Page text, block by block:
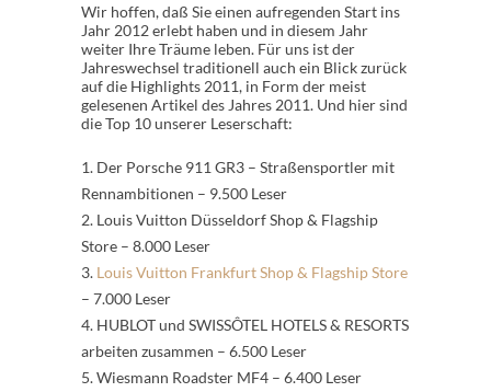
Wir hoffen, daß Sie einen aufregenden Start ins
Jahr 2012 erlebt haben und in diesem Jahr
weiter Ihre Träume leben. Für uns ist der
Jahreswechsel traditionell auch ein Blick zurück
auf die Highlights 2011, in Form der meist
gelesenen Artikel des Jahres 2011. Und hier sind
die Top 10 unserer Leserschaft:
1. Der Porsche 911 GR3 – Straßensportler mit
Rennambitionen – 9.500 Leser
2. Louis Vuitton Düsseldorf Shop & Flagship
Store – 8.000 Leser
3. Louis Vuitton Frankfurt Shop & Flagship Store
– 7.000 Leser
4. HUBLOT und SWISSÔTEL HOTELS & RESORTS
arbeiten zusammen – 6.500 Leser
5. Wiesmann Roadster MF4 – 6.400 Leser